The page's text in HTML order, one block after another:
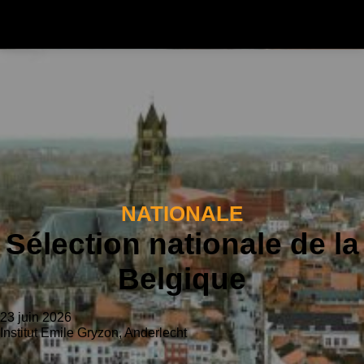
NATIONALE
Sélection nationale de la
Belgique
23 juin 2026
Institut Emile Gryzon, Anderlecht